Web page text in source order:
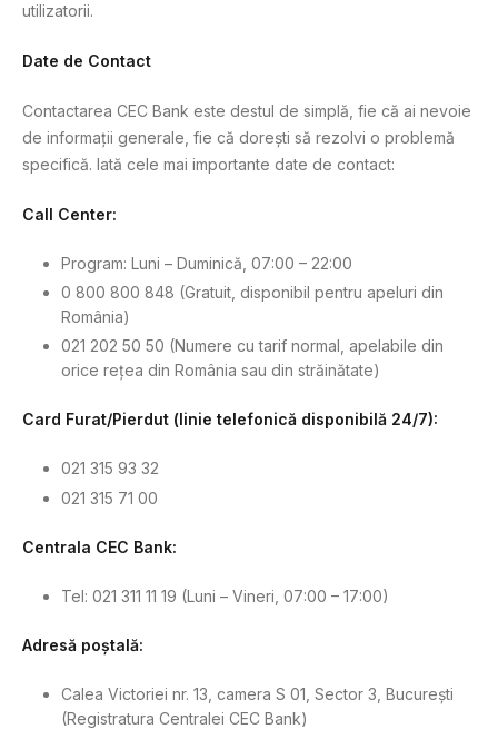
utilizatorii.
Date de Contact
Contactarea CEC Bank este destul de simplă, fie că ai nevoie
de informații generale, fie că dorești să rezolvi o problemă
specifică. Iată cele mai importante date de contact:
Call Center:
Program: Luni – Duminică, 07:00 – 22:00
0 800 800 848 (Gratuit, disponibil pentru apeluri din
România)
021 202 50 50 (Numere cu tarif normal, apelabile din
orice rețea din România sau din străinătate)
Card Furat/Pierdut (linie telefonică disponibilă 24/7):
021 315 93 32
021 315 71 00
Centrala CEC Bank:
Tel: 021 311 11 19 (Luni – Vineri, 07:00 – 17:00)
Adresă poștală:
Calea Victoriei nr. 13, camera S 01, Sector 3, București
(Registratura Centralei CEC Bank)